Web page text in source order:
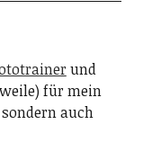
und
für mein
auch